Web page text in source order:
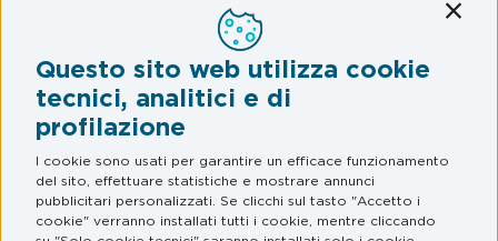
Questo sito web utilizza cookie
tecnici, analitici e di
profilazione
I cookie sono usati per garantire un efficace funzionamento
del sito, effettuare statistiche e mostrare annunci
pubblicitari personalizzati. Se clicchi sul tasto "Accetto i
cookie" verranno installati tutti i cookie, mentre cliccando
Legal & Privacy
Termini e condizioni
Informativa privacy
Web Privacy e Cookie Policy